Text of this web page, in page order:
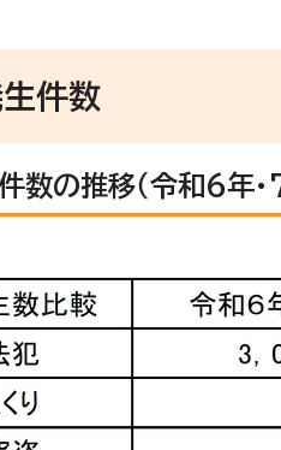
件数
数の推移（令和6年